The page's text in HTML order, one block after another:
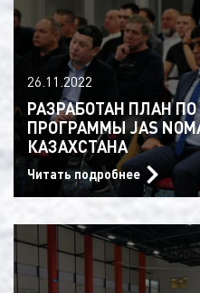
26.11.2022
РАЗРАБОТАН ПЛАН
ПРОГРАММЫ JAS
КАЗАХСТАНА
Читать подробнее